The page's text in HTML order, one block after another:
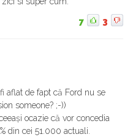
7 3
aflat de fapt că Ford nu se
someone? ;-))
ocazie că vor concedia
din cei 51.000 actuali.